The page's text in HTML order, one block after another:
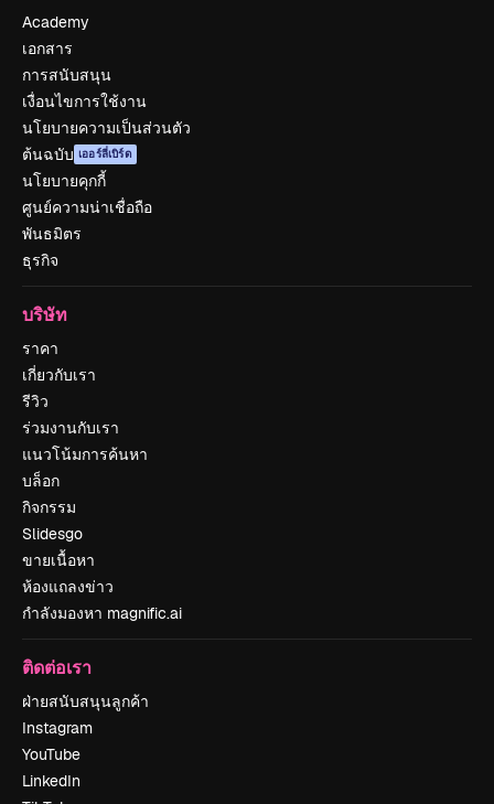
Academy
เอกสาร
การสนับสนุน
เงื่อนไขการใช้งาน
นโยบายความเป็นส่วนตัว
ต้นฉบับ เออร์ลี่เบิร์ด
นโยบายคุกกี้
ศูนย์ความน่าเชื่อถือ
พันธมิตร
ธุรกิจ
บริษัท
ราคา
เกี่ยวกับเรา
รีวิว
ร่วมงานกับเรา
แนวโน้มการค้นหา
บล็อก
กิจกรรม
Slidesgo
ขายเนื้อหา
ห้องแถลงข่าว
กำลังมองหา magnific.ai
ติดต่อเรา
ฝ่ายสนับสนุนลูกค้า
Instagram
YouTube
LinkedIn